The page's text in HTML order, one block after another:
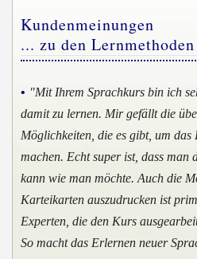
Kundenmeinungen
... zu den
• "Mit Ihrem Sprachkurs bin ich
damit zu lernen. Mir gefällt die
Möglichkeiten, die es gibt, um
machen. Echt super ist, dass man
kann wie man möchte. Auch die
Karteikarten auszudrucken ist
Experten, die den Kurs
So macht das Erlernen neuer